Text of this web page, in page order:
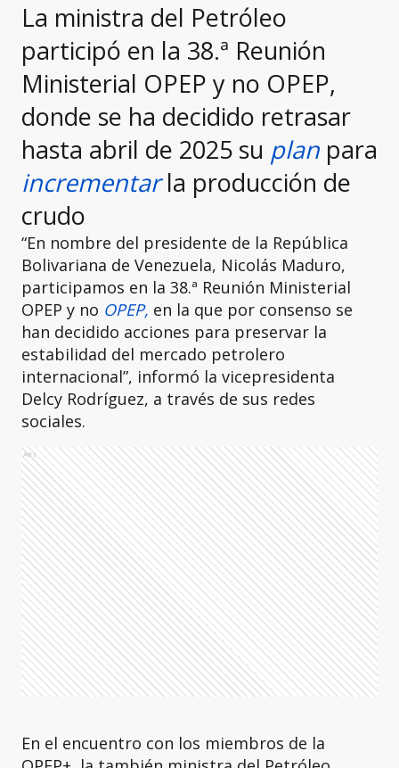
La ministra del Petróleo
participó en la 38.ª Reunión
Ministerial OPEP y no OPEP,
donde se ha decidido retrasar
hasta abril de 2025 su plan para
incrementarla producción de
crudo
“En nombre del presidente de la República
Bolivariana de Venezuela, Nicolás Maduro,
participamos en la 38.ª Reunión Ministerial
OPEP y no OPEP, en la que por consenso se
han decidido acciones para preservar la
estabilidad del mercado petrolero
internacional”, informó la vicepresidenta
Delcy Rodríguez, a través de sus redes
sociales.
Ads
En el encuentro con los miembros de la